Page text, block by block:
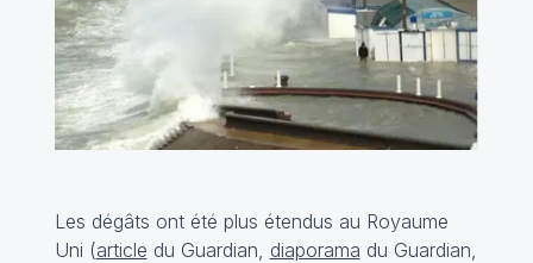
Les dégâts ont été plus étendus au Royaume
Uni (article du Guardian, diaporama du Guardian,